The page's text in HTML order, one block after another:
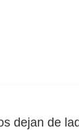
dejan de